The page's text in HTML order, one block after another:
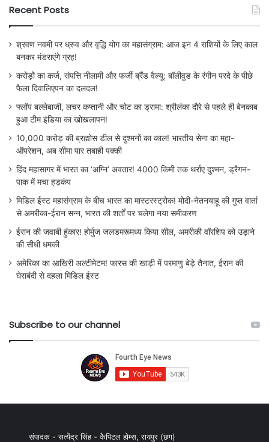
Recent Posts
श्रवण नवमी पर ध्रुव और वृद्धि योग का महासंग्राम: आज इन 4 राशियों के लिए काल
बनकर मंडराएंगे ग्रह!
करोड़ों का कर्ज, संपत्ति नीलामी और फर्जी ब्रैंड वैल्यू: बॉलीवुड के रंगीन परदे के पीछे
फैला दिवालिएपन का दलदल!
फ्लॉप बल्लेबाजी, लचर कप्तानी और चोट का ड्रामा: श्रीलंका दौरे से पहले ही बेनकाब
हुआ टीम इंडिया का खोखलापन!
10,000 करोड़ की ब्रह्मोस डील से दुश्मनों का काल! भारतीय सेना का महा-
ऑपरेशन, अब सीमा पार तबाही पक्की
हिंद महासागर में भारत का ‘अग्नि’ अवतार! 4000 किमी तक थर्राए दुश्मन, ड्रैगन-
पाक में मचा हड़कंप
मिडिल ईस्ट महासंग्राम के बीच भारत का मास्टरस्ट्रोक! मोदी-नेतनयाहू की गुप्त वार्ता
से अमरीका-ईरान सन्न, भारत की शर्तों पर चलेगा नया समीकरण
ईरान की जवाबी हुंकार! होर्मुज जलडमरूमध्य किया सील, अमरीकी वॉरशिप को उड़ाने
की सीधी धमकी
अमेरिका का आखिरी अल्टीमेटम! फारस की खाड़ी में परमाणु बेड़े तैनात, ईरान की
घेराबंदी से दहला मिडिल ईस्ट
Subscribe to our channel
संपादक - सत्येंद्र सिंह - कैपिटल होम्स, रायपुर (छग)